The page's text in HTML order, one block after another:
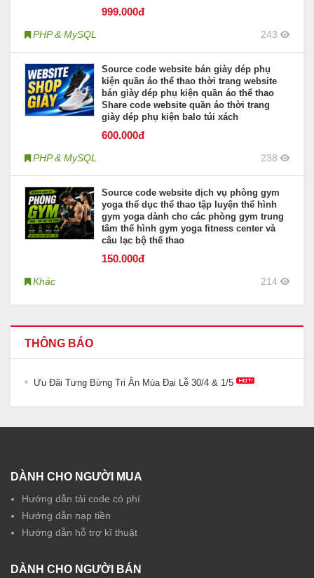
999.000đ
PHP & MySQL 243
Source code website bán giày dép phụ
kiện quần áo thể thao thời trang website
bán giày dép phụ kiện quần áo thể thao
Share code website quần áo thời trang
giày dép phụ kiện balo túi xách
600.000đ
PHP & MySQL 238
Source code website dịch vụ phòng gym
yoga thể dục thể thao tập luyện thể hình
gym yoga dành cho các phòng gym trung
tâm thể hình gym yoga fitness center và
câu lạc bộ thể thao
150.000đ
Khác 214
THÔNG BÁO
Ưu Đãi Tưng Bừng Tri Ân Mùa Đại Lễ 30/4 & 1/5
DÀNH CHO NGƯỜI MUA
Hướng dẫn tải code có phí
Hướng dẫn nạp tiền
Hướng dẫn hỗ trợ kĩ thuật
DÀNH CHO NGƯỜI BÁN